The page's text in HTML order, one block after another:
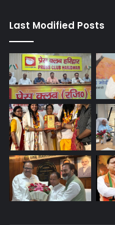
Last Modified Posts